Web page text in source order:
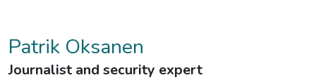
Patrik Oksanen
Journalist and security expert